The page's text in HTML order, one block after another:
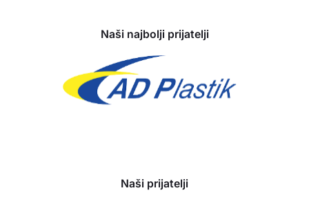
Naši najbolji prijatelji
Naši prijatelji